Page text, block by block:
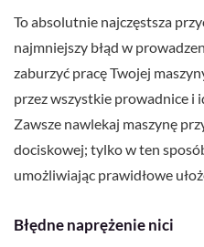
To absolutnie najczęstsza
najmniejszy błąd w
zaburzyć pracę Twojej
przez wszystkie prowadnice i
Zawsze nawlekaj maszynę
dociskowej; tylko w ten
umożliwiając prawidłowe
Błędne naprężenie nici